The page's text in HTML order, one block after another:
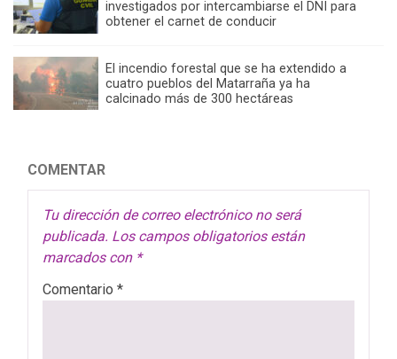
investigados por intercambiarse el DNI para
obtener el carnet de conducir
El incendio forestal que se ha extendido a
cuatro pueblos del Matarraña ya ha
calcinado más de 300 hectáreas
COMENTAR
Tu dirección de correo electrónico no será
publicada. Los campos obligatorios están
marcados con *
Comentario *